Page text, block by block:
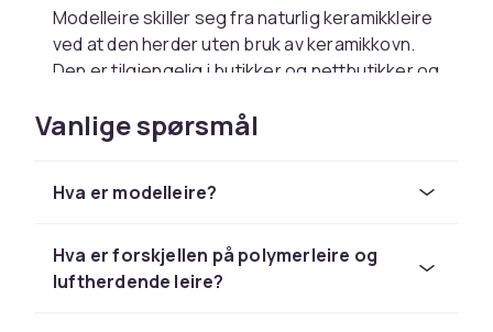
Modelleire skiller seg fra naturlig keramikkleire
ved at den herder uten bruk av keramikkovn.
Den er tilgjengelig i butikker og nettbutikker og
materiale for alle aldersgrupper. Modelleire
passer til prosjekter som skulpturer, figurer,
Ovnsherdende modelleire, ofte kalt
polymerleire, herder i en vanlig stekeovn ved
Vanlige spørsmål
Hva er modelleire?
Hva er forskjellen på polymerleire og
luftherdende leire?